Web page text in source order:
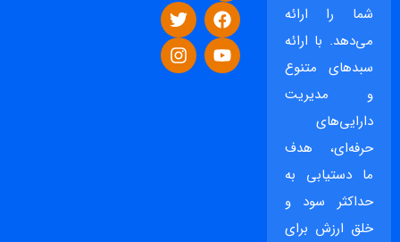
شما را ارائه
می‌دهد. با ارائه
سبدهای متنوع
و مدیریت
دارایی‌های
حرفه‌ای، هدف
ما دستیابی به
حداکثر سود و
خلق ارزش برای